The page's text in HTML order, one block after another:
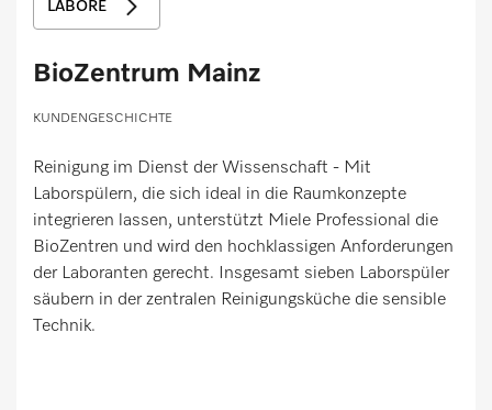
LABORE
BioZentrum Mainz
KUNDENGESCHICHTE
Reinigung im Dienst der Wissenschaft - Mit
Laborspülern, die sich ideal in die Raumkonzepte
integrieren lassen, unterstützt Miele Professional die
BioZentren und wird den hochklassigen Anforderungen
der Laboranten gerecht. Insgesamt sieben Laborspüler
säubern in der zentralen Reinigungsküche die sensible
Technik.